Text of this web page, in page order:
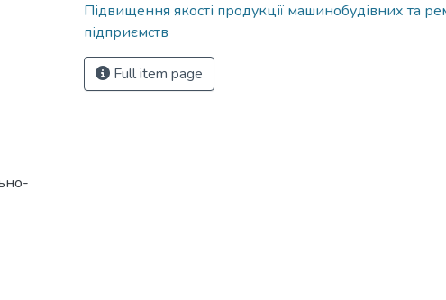
Підвищення якості продукції машинобудівних та
підприємств
Full item page